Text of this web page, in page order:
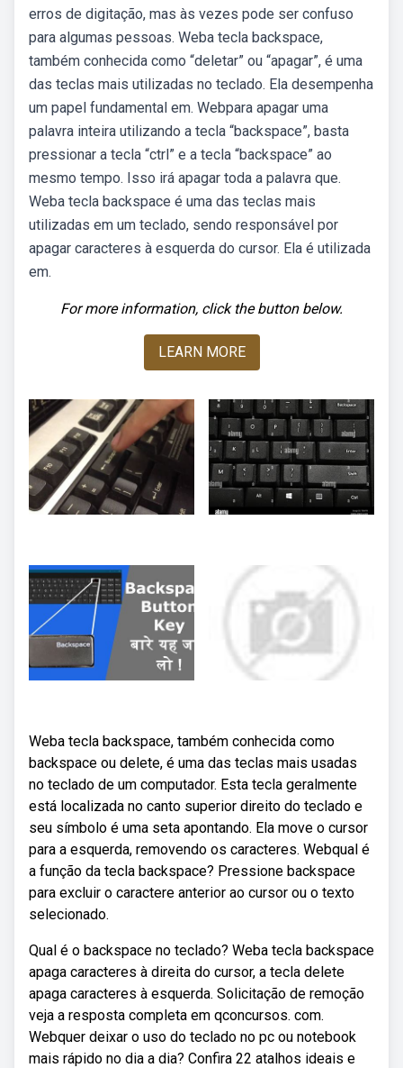
erros de digitação, mas às vezes pode ser confuso
para algumas pessoas. Weba tecla backspace,
também conhecida como “deletar” ou “apagar”, é uma
das teclas mais utilizadas no teclado. Ela desempenha
um papel fundamental em. Webpara apagar uma
palavra inteira utilizando a tecla “backspace”, basta
pressionar a tecla “ctrl” e a tecla “backspace” ao
mesmo tempo. Isso irá apagar toda a palavra que.
Weba tecla backspace é uma das teclas mais
utilizadas em um teclado, sendo responsável por
apagar caracteres à esquerda do cursor. Ela é utilizada
em.
For more information, click the button below.
LEARN MORE
Weba tecla backspace, também conhecida como
backspace ou delete, é uma das teclas mais usadas
no teclado de um computador. Esta tecla geralmente
está localizada no canto superior direito do teclado e
seu símbolo é uma seta apontando. Ela move o cursor
para a esquerda, removendo os caracteres. Webqual é
a função da tecla backspace? Pressione backspace
para excluir o caractere anterior ao cursor ou o texto
selecionado.
Qual é o backspace no teclado? Weba tecla backspace
apaga caracteres à direita do cursor, a tecla delete
apaga caracteres à esquerda. Solicitação de remoção
veja a resposta completa em qconcursos. com.
Webquer deixar o uso do teclado no pc ou notebook
mais rápido no dia a dia? Confira 22 atalhos ideais e